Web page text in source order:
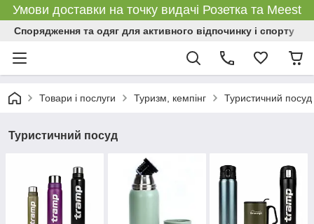
Умови доставки на точку видачі Розетка та Meest
Спорядження та одяг для активного відпочинку і спорту
Товари і послуги Туризм, кемпінг Туристичний посуд
Туристичний посуд